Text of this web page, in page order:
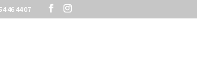
46 44 07